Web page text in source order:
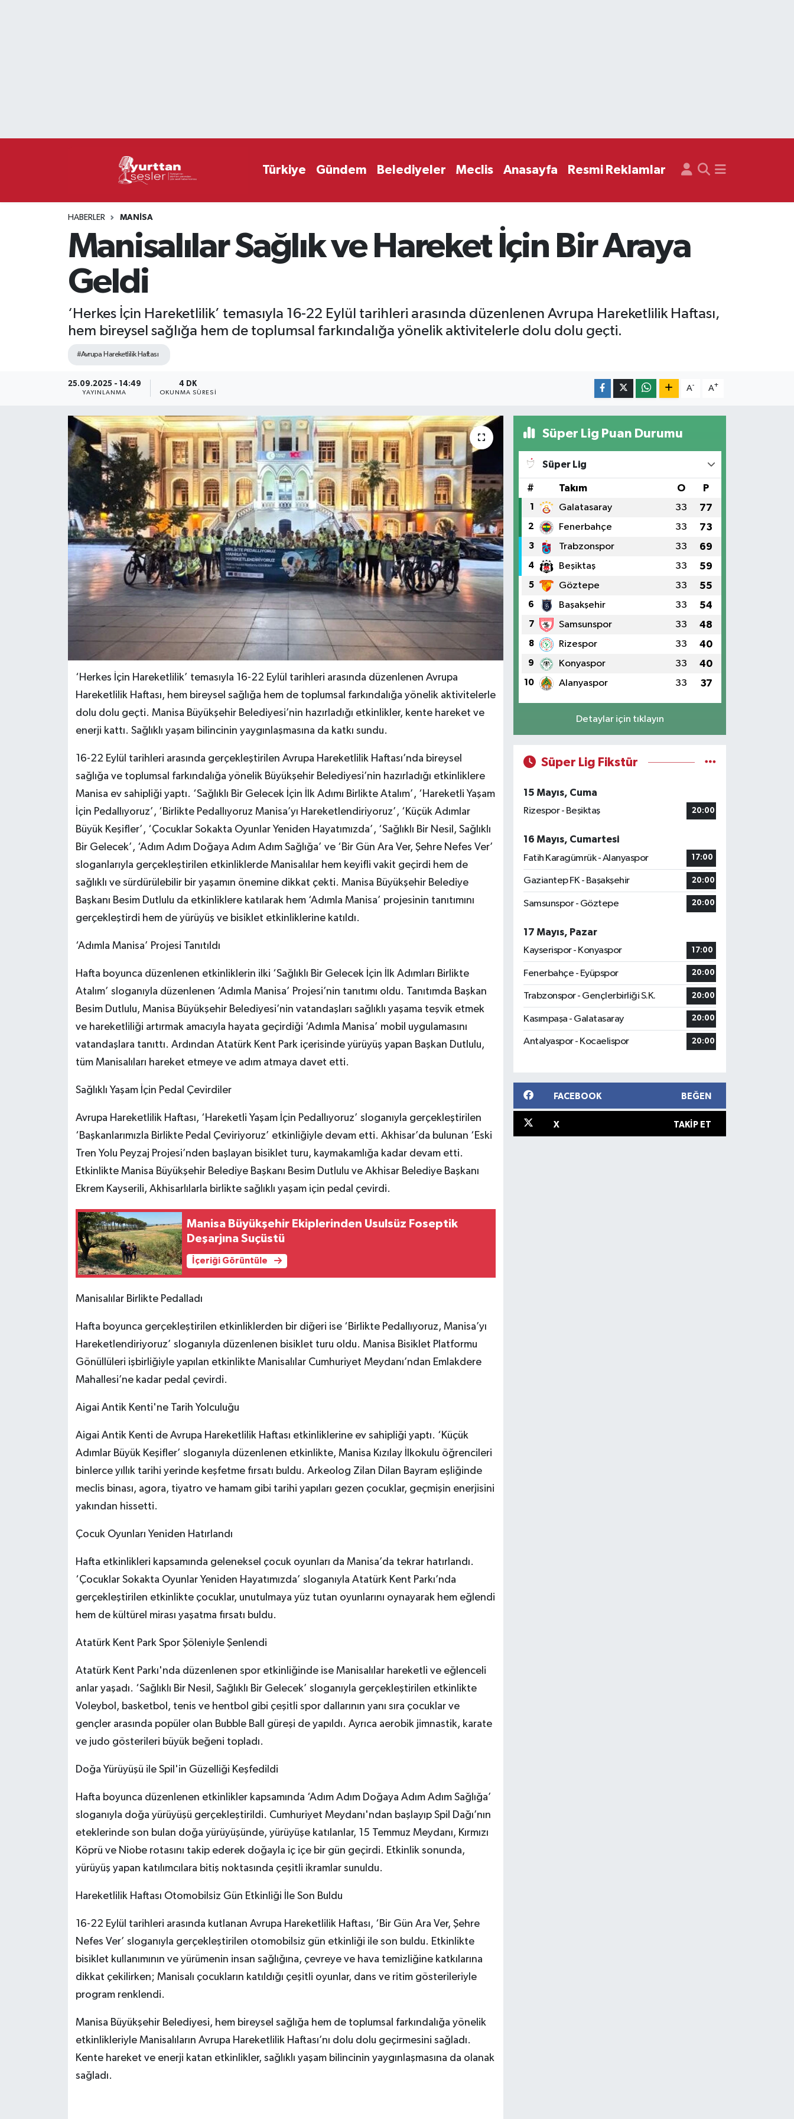
Türkiye Gündem Belediyeler Meclis Anasayfa Resmi Reklamlar
HABERLER MANISA
Manisalılar Sağlık ve Hareket İçin Bir Araya
Geldi
‘Herkes İçin Hareketlilik’ temasıyla 16-22 Eylül tarihleri arasında düzenlenen Avrupa Hareketlilik Haftası,
hem bireysel sağlığa hem de toplumsal farkındalığa yönelik aktivitelerle dolu dolu geçti.
#Avrupa Hareketlilik Haftası
25.09.2025 - 14:49
YAYINLANMA
4 DK
OKUNMA SÜRESI
A- A+
‘Herkes İçin Hareketlilik’ temasıyla 16-22 Eylül tarihleri arasında düzenlenen Avrupa
Hareketlilik Haftası, hem bireysel sağlığa hem de toplumsal farkındalığa yönelik aktivitelerle
dolu dolu geçti. Manisa Büyükşehir Belediyesi’nin hazırladığı etkinlikler, kente hareket ve
enerji kattı. Sağlıklı yaşam bilincinin yaygınlaşmasına da katkı sundu.
16-22 Eylül tarihleri arasında gerçekleştirilen Avrupa Hareketlilik Haftası’nda bireysel
sağlığa ve toplumsal farkındalığa yönelik Büyükşehir Belediyesi’nin hazırladığı etkinliklere
Manisa ev sahipliği yaptı. ‘Sağlıklı Bir Gelecek İçin İlk Adımı Birlikte Atalım’, ‘Hareketli Yaşam
İçin Pedallıyoruz’, ‘Birlikte Pedallıyoruz Manisa’yı Hareketlendiriyoruz’, ‘Küçük Adımlar
Büyük Keşifler’, ‘Çocuklar Sokakta Oyunlar Yeniden Hayatımızda’, ‘Sağlıklı Bir Nesil, Sağlıklı
Bir Gelecek’, ‘Adım Adım Doğaya Adım Adım Sağlığa’ ve ‘Bir Gün Ara Ver, Şehre Nefes Ver’
sloganlarıyla gerçekleştirilen etkinliklerde Manisalılar hem keyifli vakit geçirdi hem de
sağlıklı ve sürdürülebilir bir yaşamın önemine dikkat çekti. Manisa Büyükşehir Belediye
Başkanı Besim Dutlulu da etkinliklere katılarak hem ‘Adımla Manisa’ projesinin tanıtımını
gerçekleştirdi hem de yürüyüş ve bisiklet etkinliklerine katıldı.
‘Adımla Manisa’ Projesi Tanıtıldı
Hafta boyunca düzenlenen etkinliklerin ilki ‘Sağlıklı Bir Gelecek İçin İlk Adımları Birlikte
Atalım’ sloganıyla düzenlenen ‘Adımla Manisa’ Projesi’nin tanıtımı oldu. Tanıtımda Başkan
Besim Dutlulu, Manisa Büyükşehir Belediyesi’nin vatandaşları sağlıklı yaşama teşvik etmek
ve hareketliliği artırmak amacıyla hayata geçirdiği ‘Adımla Manisa’ mobil uygulamasını
vatandaşlara tanıttı. Ardından Atatürk Kent Park içerisinde yürüyüş yapan Başkan Dutlulu,
tüm Manisalıları hareket etmeye ve adım atmaya davet etti.
Sağlıklı Yaşam İçin Pedal Çevirdiler
Avrupa Hareketlilik Haftası, ‘Hareketli Yaşam İçin Pedallıyoruz’ sloganıyla gerçekleştirilen
‘Başkanlarımızla Birlikte Pedal Çeviriyoruz’ etkinliğiyle devam etti. Akhisar’da bulunan ‘Eski
Tren Yolu Peyzaj Projesi’nden başlayan bisiklet turu, kaymakamlığa kadar devam etti.
Etkinlikte Manisa Büyükşehir Belediye Başkanı Besim Dutlulu ve Akhisar Belediye Başkanı
Ekrem Kayserili, Akhisarlılarla birlikte sağlıklı yaşam için pedal çevirdi.
Manisa Büyükşehir Ekiplerinden Usulsüz Foseptik
Deşarjına Suçüstü
İçeriği Görüntüle
Manisalılar Birlikte Pedalladı
Hafta boyunca gerçekleştirilen etkinliklerden bir diğeri ise ‘Birlikte Pedallıyoruz, Manisa’yı
Hareketlendiriyoruz’ sloganıyla düzenlenen bisiklet turu oldu. Manisa Bisiklet Platformu
Gönüllüleri işbirliğiyle yapılan etkinlikte Manisalılar Cumhuriyet Meydanı’ndan Emlakdere
Mahallesi’ne kadar pedal çevirdi.
Aigai Antik Kenti'ne Tarih Yolculuğu
Aigai Antik Kenti de Avrupa Hareketlilik Haftası etkinliklerine ev sahipliği yaptı. ‘Küçük
Adımlar Büyük Keşifler’ sloganıyla düzenlenen etkinlikte, Manisa Kızılay İlkokulu öğrencileri
binlerce yıllık tarihi yerinde keşfetme fırsatı buldu. Arkeolog Zilan Dilan Bayram eşliğinde
meclis binası, agora, tiyatro ve hamam gibi tarihi yapıları gezen çocuklar, geçmişin enerjisini
yakından hissetti.
Çocuk Oyunları Yeniden Hatırlandı
Hafta etkinlikleri kapsamında geleneksel çocuk oyunları da Manisa’da tekrar hatırlandı.
‘Çocuklar Sokakta Oyunlar Yeniden Hayatımızda’ sloganıyla Atatürk Kent Parkı’nda
gerçekleştirilen etkinlikte çocuklar, unutulmaya yüz tutan oyunlarını oynayarak hem eğlendi
hem de kültürel mirası yaşatma fırsatı buldu.
Atatürk Kent Park Spor Şöleniyle Şenlendi
Atatürk Kent Parkı'nda düzenlenen spor etkinliğinde ise Manisalılar hareketli ve eğlenceli
anlar yaşadı. ‘Sağlıklı Bir Nesil, Sağlıklı Bir Gelecek’ sloganıyla gerçekleştirilen etkinlikte
Voleybol, basketbol, tenis ve hentbol gibi çeşitli spor dallarının yanı sıra çocuklar ve
gençler arasında popüler olan Bubble Ball güreşi de yapıldı. Ayrıca aerobik jimnastik, karate
ve judo gösterileri büyük beğeni topladı.
Doğa Yürüyüşü ile Spil'in Güzelliği Keşfedildi
Hafta boyunca düzenlenen etkinlikler kapsamında ‘Adım Adım Doğaya Adım Adım Sağlığa’
sloganıyla doğa yürüyüşü gerçekleştirildi. Cumhuriyet Meydanı'ndan başlayıp Spil Dağı’nın
eteklerinde son bulan doğa yürüyüşünde, yürüyüşe katılanlar, 15 Temmuz Meydanı, Kırmızı
Köprü ve Niobe rotasını takip ederek doğayla iç içe bir gün geçirdi. Etkinlik sonunda,
yürüyüş yapan katılımcılara bitiş noktasında çeşitli ikramlar sunuldu.
Hareketlilik Haftası Otomobilsiz Gün Etkinliği İle Son Buldu
16-22 Eylül tarihleri arasında kutlanan Avrupa Hareketlilik Haftası, ‘Bir Gün Ara Ver, Şehre
Nefes Ver’ sloganıyla gerçekleştirilen otomobilsiz gün etkinliği ile son buldu. Etkinlikte
bisiklet kullanımının ve yürümenin insan sağlığına, çevreye ve hava temizliğine katkılarına
dikkat çekilirken; Manisalı çocukların katıldığı çeşitli oyunlar, dans ve ritim gösterileriyle
program renklendi.
Manisa Büyükşehir Belediyesi, hem bireysel sağlığa hem de toplumsal farkındalığa yönelik
etkinlikleriyle Manisalıların Avrupa Hareketlilik Haftası’nı dolu dolu geçirmesini sağladı.
Kente hareket ve enerji katan etkinlikler, sağlıklı yaşam bilincinin yaygınlaşmasına da olanak
sağladı.
Süper Lig Puan Durumu
Süper Lig
# Takım O P
1 Galatasaray 33 77
2 Fenerbahçe 33 73
3 Trabzonspor 33 69
4 Beşiktaş 33 59
5 Göztepe 33 55
6 Başakşehir 33 54
7 Samsunspor 33 48
8 Rizespor 33 40
9 Konyaspor 33 40
10 Alanyaspor 33 37
Detaylar için tıklayın
Süper Lig Fikstür
15 Mayıs, Cuma
Rizespor - Beşiktaş
20:00
16 Mayıs, Cumartesi
Fatih Karagümrük - Alanyaspor
17:00
Gaziantep FK - Başakşehir 20:00
Samsunspor - Göztepe 20:00
17 Mayıs, Pazar
Kayserispor - Konyaspor
17:00
Fenerbahçe - Eyüpspor 20:00
Trabzonspor - Gençlerbirliği S.K. 20:00
Kasımpaşa - Galatasaray 20:00
Antalyaspor - Kocaelispor 20:00
FACEBOOK BEĞEN
X TAKIP ET
Süper Lig Puan Durumu ve Fikstür
Haber Arşivi